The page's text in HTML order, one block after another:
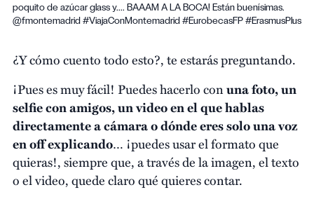
poquito de azúcar glass y.... BAAAM A LA BOCA! Están buenísimas.
@fmontemadrid #ViajaConMontemadrid #EurobecasFP #ErasmusPlus
¿Y cómo cuento todo esto?, te estarás preguntando.
¡Pues es muy fácil! Puedes hacerlo conuna foto, un
selfie con amigos, un video en el que hablas
directamente a cámara o dónde eres solo una voz
en off explicando… ¡puedes usar el formato que
quieras!, siempre que, a través de la imagen, el texto
o el video, quede claro qué quieres contar.